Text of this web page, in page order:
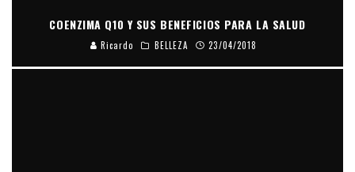
COENZIMA Q10 Y SUS BENEFICIOS PARA LA SALUD
Ricardo BELLEZA 23/04/2018